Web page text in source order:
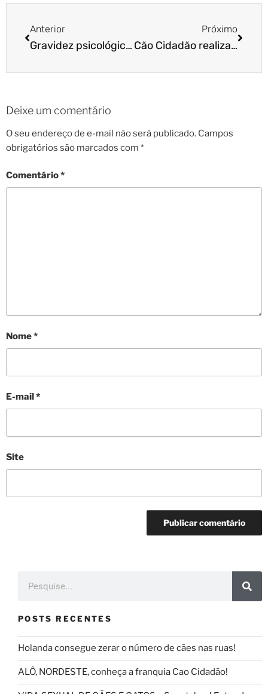
Anterior
Gravidez psicológica em cães: o que fazer?
Próximo
Cão Cidadão realiza palestra sobre posse responsável no Parque Villa-Lobos
Deixe um comentário
O seu endereço de e-mail não será publicado. Campos
obrigatórios são marcados com *
Comentário*
Nome*
E-mail*
Site
POSTS RECENTES
Holanda consegue zerar o número de cães nas ruas!
ALÔ, NORDESTE, conheça a franquia Cao Cidadão!